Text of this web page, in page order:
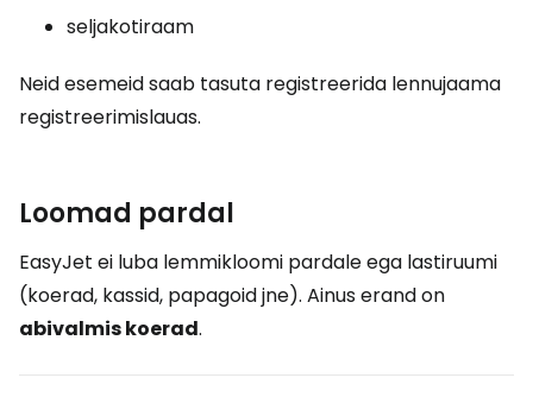
seljakotiraam
Neid esemeid saab tasuta registreerida lennujaama
registreerimislauas.
Loomad pardal
EasyJet ei luba lemmikloomi pardale ega lastiruumi
(koerad, kassid, papagoid jne). Ainus erand on
abivalmis koerad.